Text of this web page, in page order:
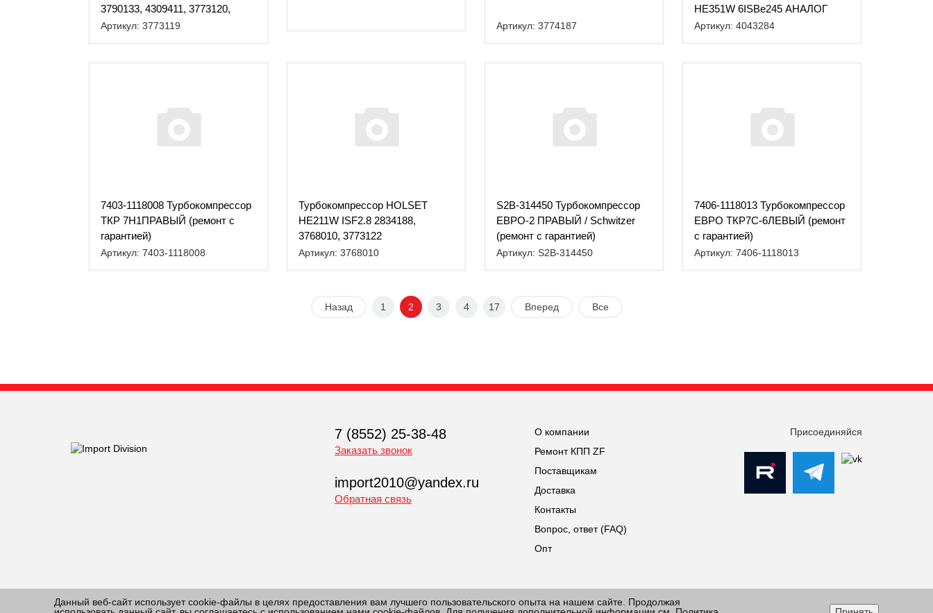
3790133, 4309411, 3773120,
3773193
Артикул: 3773119 Артикул: 3774187
HE351W 6ISBe245 АНАЛОГ
Артикул: 4043284
7403-1118008 Турбокомпрессор
ТКР 7Н1ПРАВЫЙ (ремонт с
гарантией)
Артикул: 7403-1118008
Турбокомпрессор HOLSET
HE211W ISF2.8 2834188,
3768010, 3773122
Артикул: 3768010
S2B-314450 Турбокомпрессор
ЕВРО-2 ПРАВЫЙ / Schwitzer
(ремонт с гарантией)
Артикул: S2B-314450
7406-1118013 Турбокомпрессор
ЕВРО ТКР7С-6ЛЕВЫЙ (ремонт
с гарантией)
Артикул: 7406-1118013
Назад 1 2 3 4 17 Вперед Все
7 (8552) 25-38-48
Заказать звонок
import2010@yandex.ru
Обратная связь
О компании
Ремонт КПП ZF
Поставщикам
Доставка
Контакты
Вопрос, ответ (FAQ)
Опт
Присоединяйся
Данный веб-сайт использует cookie-файлы в целях предоставления вам лучшего пользовательского опыта на нашем сайте. Продолжая